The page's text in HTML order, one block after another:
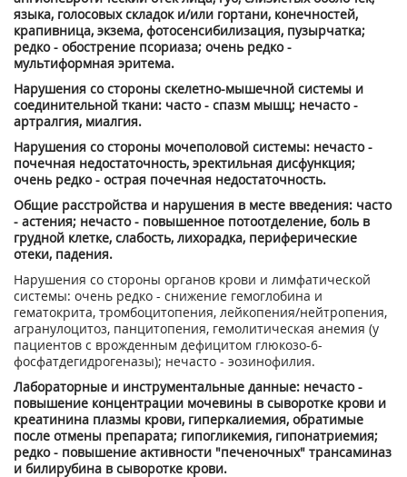
языка, голосовых складок и/или гортани, конечностей,
крапивница, экзема, фотосенсибилизация, пузырчатка;
редко - обострение псориаза; очень редко -
мультиформная эритема.
Нарушения со стороны скелетно-мышечной системы и
соединительной ткани: часто - спазм мышц; нечасто -
артралгия, миалгия.
Нарушения со стороны мочеполовой системы: нечасто -
почечная недостаточность, эректильная дисфункция;
очень редко - острая почечная недостаточность.
Общие расстройства и нарушения в месте введения: часто
- астения; нечасто - повышенное потоотделение, боль в
грудной клетке, слабость, лихорадка, периферические
отеки, падения.
Нарушения со стороны органов крови и лимфатической
системы: очень редко - снижение гемоглобина и
гематокрита, тромбоцитопения, лейкопения/нейтропения,
агранулоцитоз, панцитопения, гемолитическая анемия (у
пациентов с врожденным дефицитом глюкозо-6-
фосфатдегидрогеназы); нечасто - эозинофилия.
Лабораторные и инструментальные данные: нечасто -
повышение концентрации мочевины в сыворотке крови и
креатинина плазмы крови, гиперкалиемия, обратимые
после отмены препарата; гипогликемия, гипонатриемия;
редко - повышение активности "печеночных" трансаминаз
и билирубина в сыворотке крови.